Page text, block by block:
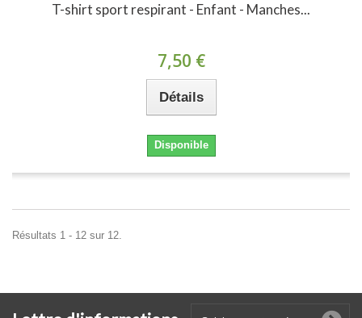
T-shirt sport respirant - Enfant - Manches...
7,50 €
Détails
Disponible
Résultats 1 - 12 sur 12.